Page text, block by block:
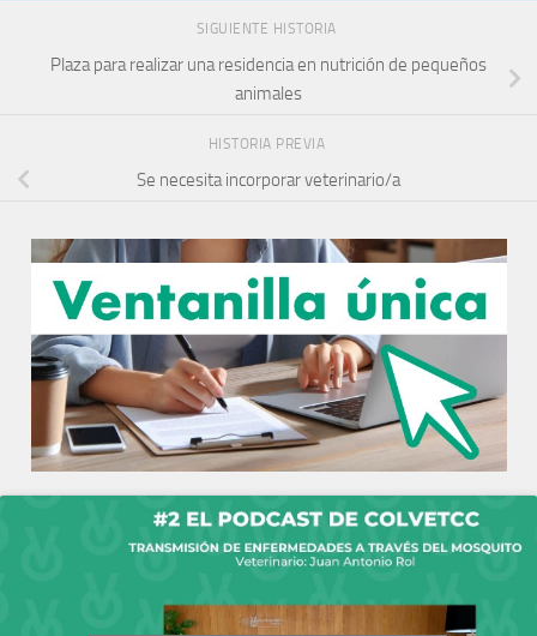
SIGUIENTE HISTORIA
Plaza para realizar una residencia en nutrición de pequeños
animales
HISTORIA PREVIA
Se necesita incorporar veterinario/a